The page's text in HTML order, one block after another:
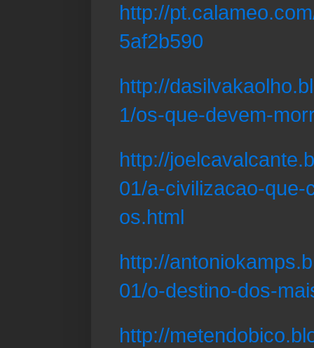
http://
5af2b590
http://
1/os-que-devem-
http://
01/a-civilizacao-
os.html
http://
01/o-destino-dos-
http://